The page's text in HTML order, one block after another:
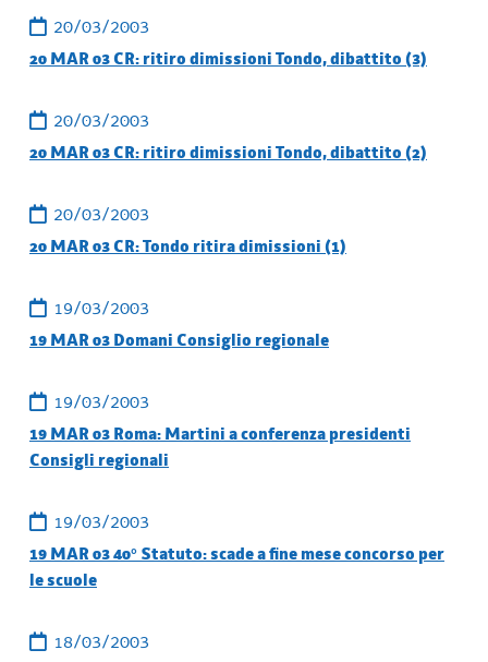
20/03/2003
20 MAR 03 CR: ritiro dimissioni Tondo, dibattito (3)
20/03/2003
20 MAR 03 CR: ritiro dimissioni Tondo, dibattito (2)
20/03/2003
20 MAR 03 CR: Tondo ritira dimissioni (1)
19/03/2003
19 MAR 03 Domani Consiglio regionale
19/03/2003
19 MAR 03 Roma: Martini a conferenza presidenti
Consigli regionali
19/03/2003
19 MAR 03 40° Statuto: scade a fine mese concorso per
le scuole
18/03/2003